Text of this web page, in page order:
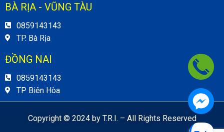
BÀ RỊA - VŨNG TÀU
0859143143
TP. Bà Rịa
ĐỒNG NAI
0859143143
TP Biên Hòa
Copyright © 2024 by T.R.I. – All Rights Reserved